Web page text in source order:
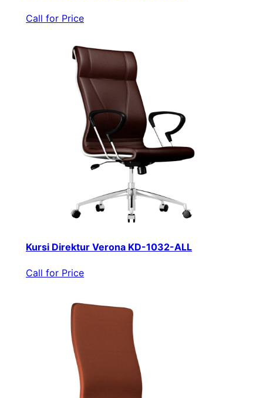
Call for Price
Kursi Direktur Verona KD-1032-ALL
Call for Price